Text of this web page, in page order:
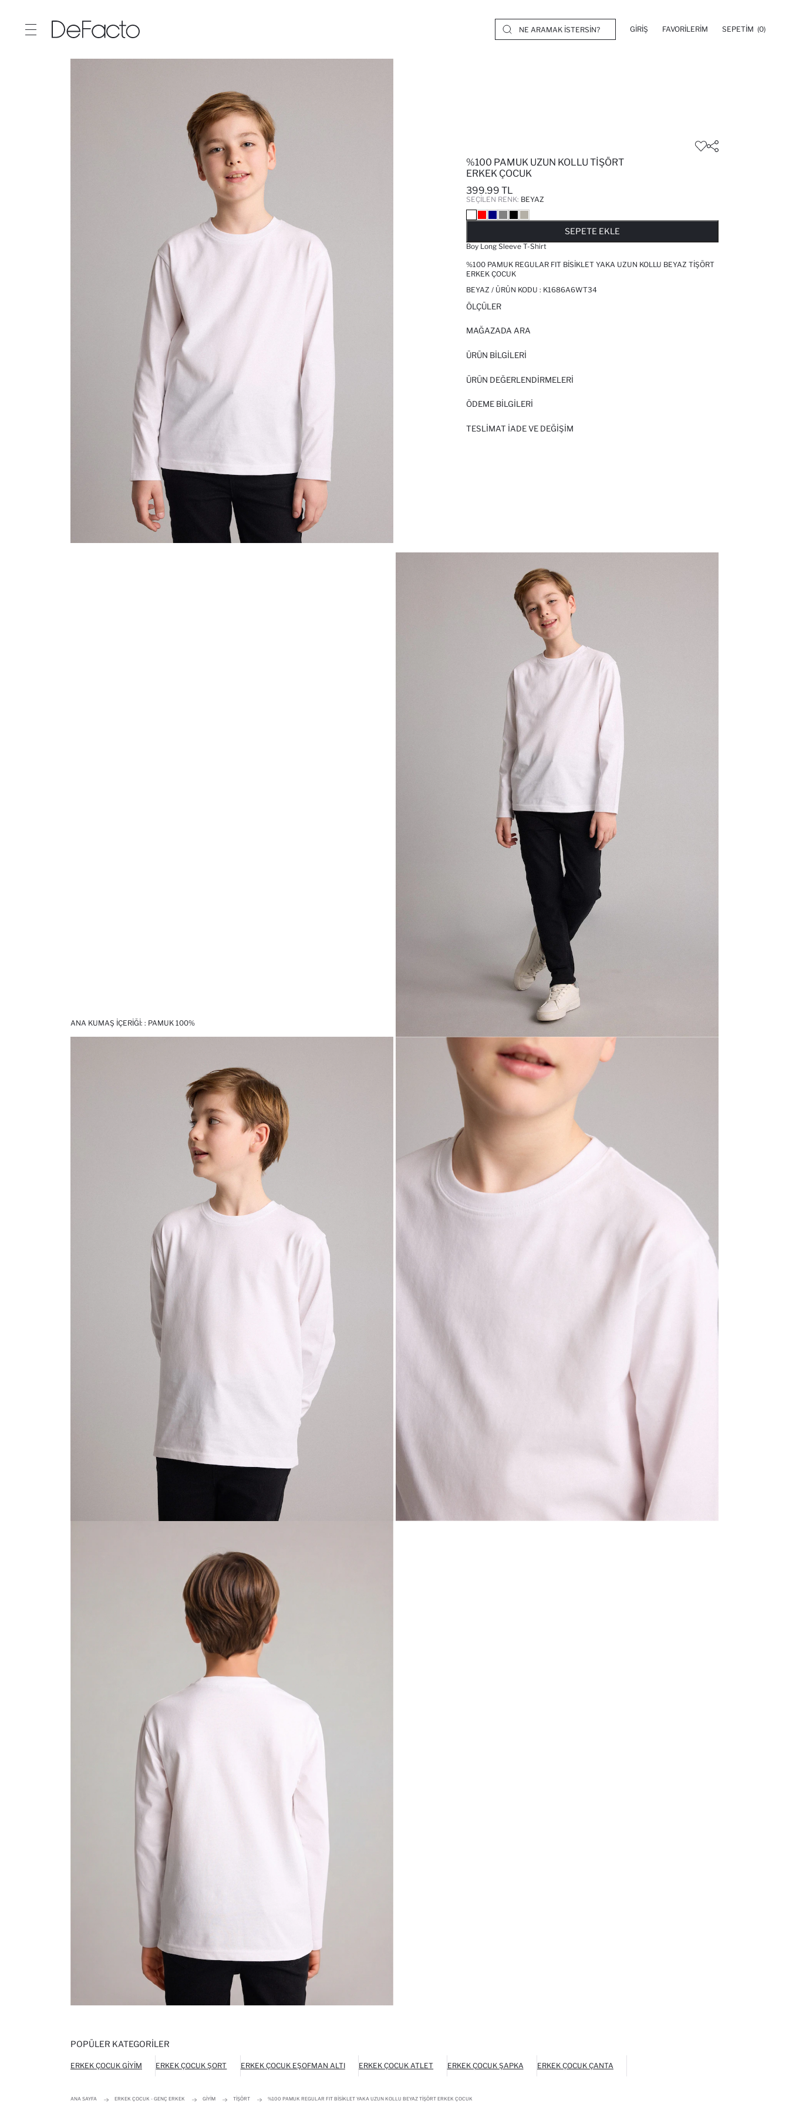
GIRIŞ FAVORILERIM SEPETIM (0)
%100 PAMUK UZUN KOLLU TIŞÖRT
ERKEK ÇOCUK
399.99 TL
SEÇILEN RENK: BEYAZ
SEPETE EKLE
Boy Long Sleeve T-Shirt
%100 PAMUK REGULAR FIT BISIKLET YAKA UZUN KOLLU BEYAZ TIŞÖRT
ERKEK ÇOCUK
BEYAZ / ÜRÜN KODU : K1686A6WT34
ÖLÇÜLER
MAĞAZADA ARA
ÜRÜN BILGILERI
ÜRÜN DEĞERLENDİRMELERİ
ÖDEME BİLGİLERİ
TESLIMAT İADE VE DEĞIŞIM
ANA KUMAŞ İÇERIĞI: : PAMUK 100%
POPÜLER KATEGORILER
ERKEK ÇOCUK GIYIM ERKEK ÇOCUK ŞORT ERKEK ÇOCUK EŞOFMAN ALTI ERKEK ÇOCUK ATLET ERKEK ÇOCUK ŞAPKA ERKEK ÇOCUK ÇANTA
ANA SAYFA ERKEK ÇOCUK - GENÇ ERKEK GIYIM TIŞÖRT %100 PAMUK REGULAR FIT BISIKLET YAKA UZUN KOLLU BEYAZ TIŞÖRT ERKEK ÇOCUK